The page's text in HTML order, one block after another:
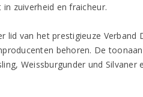
zuiverheid en fraicheur.
lid van het prestigieuze Verband
behoren. De
Weissburgunder und